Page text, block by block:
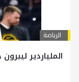
الرياضة
الملياردير